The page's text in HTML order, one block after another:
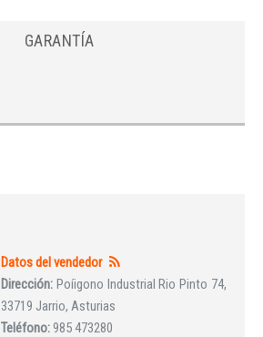
GARANTÍA
Datos del vendedor
Dirección: Poíigono Industrial Rio Pinto 74,
33719 Jarrio, Asturias
Teléfono:985 473280